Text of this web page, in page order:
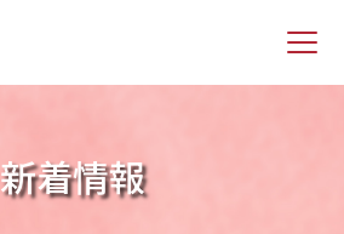
新着情報